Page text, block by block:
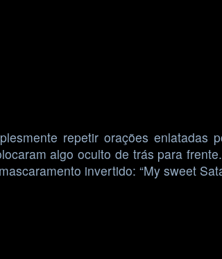
repetir orações enlatadas
algo oculto de trás para
invertido: “My sweet